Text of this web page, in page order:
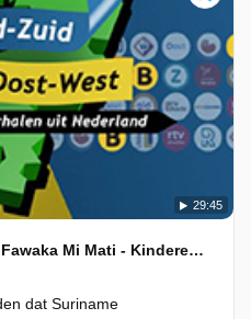
29:45
Seizoen 6, Aflevering 142 - Fawaka Mi Mati - Kinderen van weinig woorden
dat Suriname